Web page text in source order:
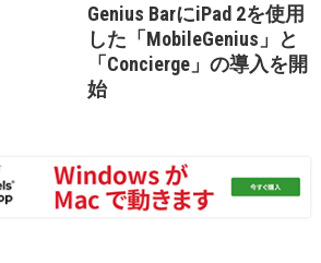
Genius BarにiPad 2を使用
した「MobileGenius」と
「Concierge」の導入を開
始